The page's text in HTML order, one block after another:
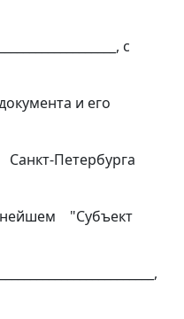
с
и его
Петербурга
"Субъект